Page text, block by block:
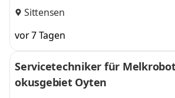
Sittensen
vor 7 Tagen
Servicetechniker für
okusgebiet Oyten